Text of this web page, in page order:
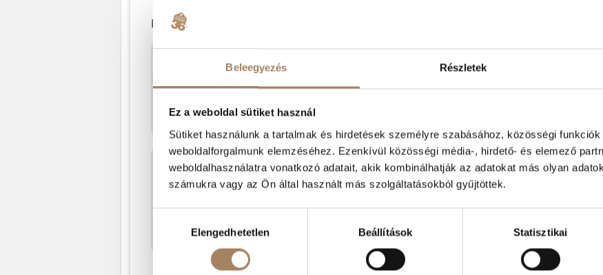
Beleegyezés Részletek
Ez a weboldal sütiket használ
Sütiket használunk a tartalmak és hirdetések személyre szabásához, közösségi
weboldalforgalmunk elemzéséhez. Ezenkívül közösségi média-, hirdető- és elemező
weboldalhasználatra vonatkozó adatait, akik kombinálhatják az adatokat más olyan
számukra vagy az Ön által használt más szolgáltatásokból gyűjtöttek.
kiválasztásaElengedhetetlen Beállítások Statisztikai